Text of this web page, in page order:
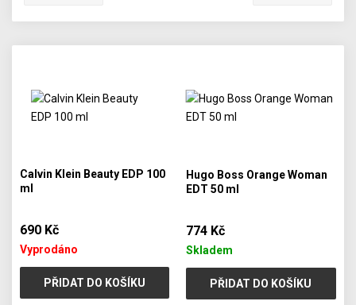
Calvin Klein Beauty EDP 100
ml
690 Kč
Vyprodáno
PŘIDAT DO KOŠÍKU
Hugo Boss Orange Woman
EDT 50 ml
774 Kč
Skladem
PŘIDAT DO KOŠÍKU